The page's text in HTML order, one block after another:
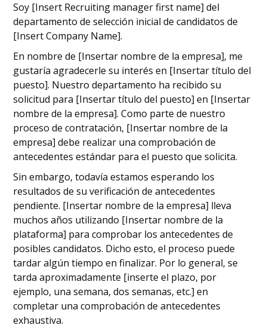
Soy [Insert Recruiting manager first name] del
departamento de selección inicial de candidatos de
[Insert Company Name].
En nombre de [Insertar nombre de la empresa], me
gustaría agradecerle su interés en [Insertar título del
puesto]. Nuestro departamento ha recibido su
solicitud para [Insertar título del puesto] en [Insertar
nombre de la empresa]. Como parte de nuestro
proceso de contratación, [Insertar nombre de la
empresa] debe realizar una comprobación de
antecedentes estándar para el puesto que solicita.
Sin embargo, todavía estamos esperando los
resultados de su verificación de antecedentes
pendiente. [Insertar nombre de la empresa] lleva
muchos años utilizando [Insertar nombre de la
plataforma] para comprobar los antecedentes de
posibles candidatos. Dicho esto, el proceso puede
tardar algún tiempo en finalizar. Por lo general, se
tarda aproximadamente [inserte el plazo, por
ejemplo, una semana, dos semanas, etc.] en
completar una comprobación de antecedentes
exhaustiva.